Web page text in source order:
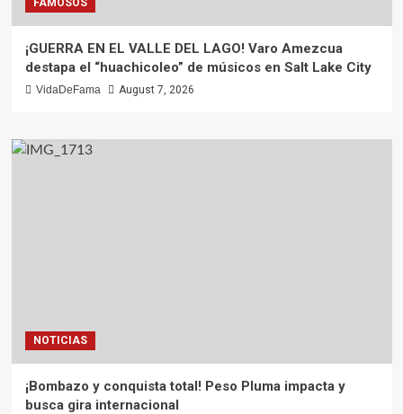
¡GUERRA EN EL VALLE DEL LAGO! Varo Amezcua
destapa el “huachicoleo” de músicos en Salt Lake City
VidaDeFama August 7, 2026
NOTICIAS
¡Bombazo y conquista total! Peso Pluma impacta y
busca gira internacional